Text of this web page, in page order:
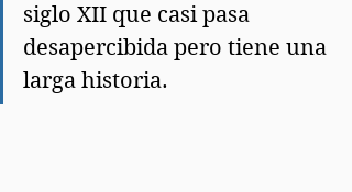
siglo XII que casi pasa
desapercibida pero tiene una
larga historia.